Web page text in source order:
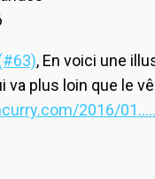
, En voici une
va plus loin que le
2016/